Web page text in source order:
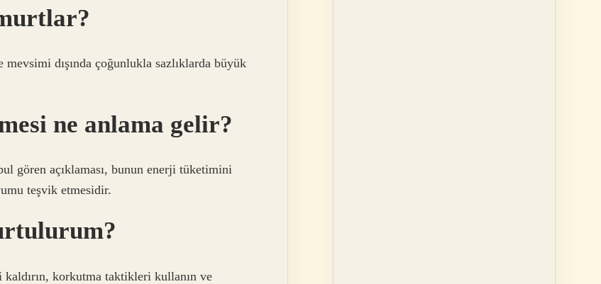
dışında çoğunlukla sazlıklarda büyük
ne anlama gelir?
gören açıklaması, bunun enerji tüketimini
teşvik etmesidir.
korkutma taktikleri kullanın ve